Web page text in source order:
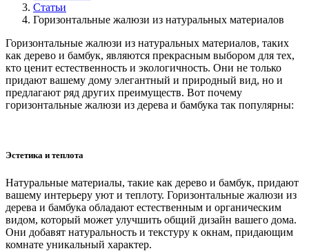
Статьи
Горизонтальные жалюзи из натуральных материалов
Горизонтальные жалюзи из натуральных материалов, таких
как дерево и бамбук, являются прекрасным выбором для тех,
кто ценит естественность и экологичность. Они не только
придают вашему дому элегантный и природный вид, но и
предлагают ряд других преимуществ. Вот почему
горизонтальные жалюзи из дерева и бамбука так популярны:
Эстетика и теплота
Натуральные материалы, такие как дерево и бамбук, придают
вашему интерьеру уют и теплоту. Горизонтальные жалюзи из
дерева и бамбука обладают естественным и органическим
видом, который может улучшить общий дизайн вашего дома.
Они добавят натуральность и текстуру к окнам, придающим
комнате уникальный характер.